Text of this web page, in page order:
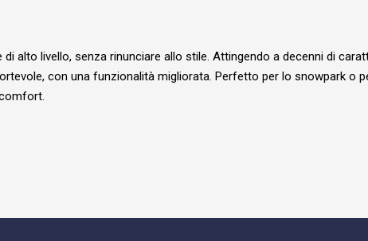
alto livello, senza rinunciare allo stile. Attingendo a decenni di
con una funzionalità migliorata. Perfetto per lo snowpark o